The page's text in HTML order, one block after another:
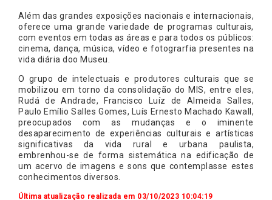
Além das grandes exposições nacionais e internacionais,
oferece uma grande variedade de programas culturais,
com eventos em todas as áreas e para todos os públicos:
cinema, dança, música, vídeo e fotograrfia presentes na
vida diária doo Museu.
O grupo de intelectuais e produtores culturais que se
mobilizou em torno da consolidação do MIS, entre eles,
Rudá de Andrade, Francisco Luíz de Almeida Salles,
Paulo Emílio Salles Gomes, Luís Ernesto Machado Kawall,
preocupados com as mudanças e o iminente
desaparecimento de experiências culturais e artísticas
significativas da vida rural e urbana paulista,
embrenhou-se de forma sistemática na edificação de
um acervo de imagens e sons que contemplasse estes
conhecimentos diversos.
Última atualização realizada em 03/10/2023 10:04:19